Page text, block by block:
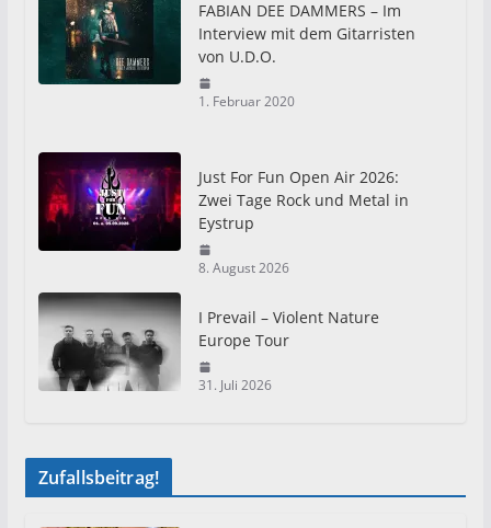
FABIAN DEE DAMMERS – Im
Interview mit dem Gitarristen
von U.D.O.
1. Februar 2020
Just For Fun Open Air 2026:
Zwei Tage Rock und Metal in
Eystrup
8. August 2026
I Prevail – Violent Nature
Europe Tour
31. Juli 2026
Zufallsbeitrag!